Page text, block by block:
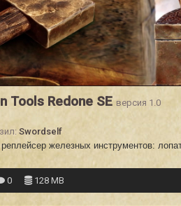
Tools Redone SEверсия 1.0
Swordself
железных инструментов:
0 128 MB